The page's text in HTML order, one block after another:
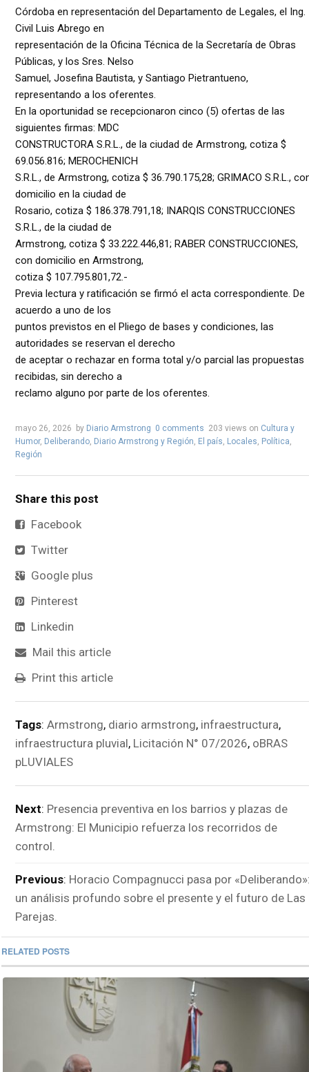
Córdoba en representación del Departamento de Legales, el Ing.
Civil Luis Abrego en
representación de la Oficina Técnica de la Secretaría de Obras
Públicas, y los Sres. Nelso
Samuel, Josefina Bautista, y Santiago Pietrantueno,
representando a los oferentes.
En la oportunidad se recepcionaron cinco (5) ofertas de las
siguientes firmas: MDC
CONSTRUCTORA S.R.L., de la ciudad de Armstrong, cotiza $
69.056.816; MEROCHENICH
S.R.L., de Armstrong, cotiza $ 36.790.175,28; GRIMACO S.R.L.,
domicilio en la ciudad de
Rosario, cotiza $ 186.378.791,18; INARQIS CONSTRUCCIONES
S.R.L., de la ciudad de
Armstrong, cotiza $ 33.222.446,81; RABER CONSTRUCCIONES,
con domicilio en Armstrong,
cotiza $ 107.795.801,72.-
Previa lectura y ratificación se firmó el acta correspondiente. De
acuerdo a uno de los
puntos previstos en el Pliego de bases y condiciones, las
autoridades se reservan el derecho
de aceptar o rechazar en forma total y/o parcial las propuestas
recibidas, sin derecho a
reclamo alguno por parte de los oferentes.
mayo 26, 2026 by Diario Armstrong 0 comments 203 views on Cultura y
Humor, Deliberando, Diario Armstrong y Región, El país, Locales, Política,
Región
Share this post
Facebook
Twitter
Google plus
Pinterest
Linkedin
Mail this article
Print this article
Tags: Armstrong, diario armstrong, infraestructura,
infraestructura pluvial, Licitación N° 07/2026, oBRAS
pLUVIALES
Next: Presencia preventiva en los barrios y plazas de
Armstrong: El Municipio refuerza los recorridos de
control.
Previous: Horacio Compagnucci pasa por
un análisis profundo sobre el presente y el futuro de Las
Parejas.
RELATED POSTS